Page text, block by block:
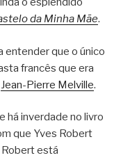
da Minha Mãe.
entender que o único
francês que era
Jean-Pierre Melville.
há inverdade no livro
que Yves Robert
Robert está